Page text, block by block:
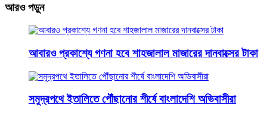
আরও পড়ুন
আবারও প্রকাশ্যে গণনা হবে শাহজালাল মাজারের দানবাক্সের টাকা
সমুদ্রপথে ইতালিতে পৌঁছানোর শীর্ষে বাংলাদেশি অভিবাসীরা